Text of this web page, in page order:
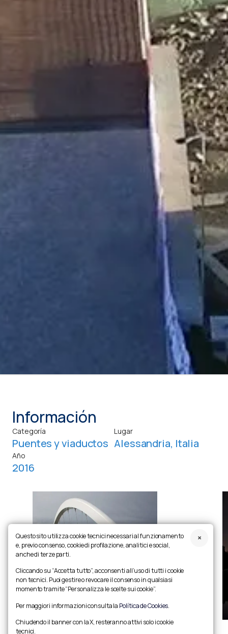
Información
Categoría
Puentes y viaductos
Lugar
Alessandria, Italia
Año
2016
Questo sito utilizza cookie tecnici necessari al funzionamento
e, previo consenso, cookie di profilazione, analitici e social,
anche di terze parti.
Cliccando su “Accetta tutto”, acconsenti all’uso di tutti i cookie
non tecnici. Puoi gestire o revocare il consenso in qualsiasi
momento tramite “Personalizza le scelte sui cookie”.
Per maggiori informazioni consulta la Política de Cookies.
Chiudendo il banner con la X, resteranno attivi solo i cookie
tecnici.